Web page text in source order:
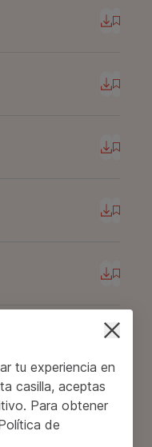
tu experiencia en
casilla, aceptas
Para obtener
de